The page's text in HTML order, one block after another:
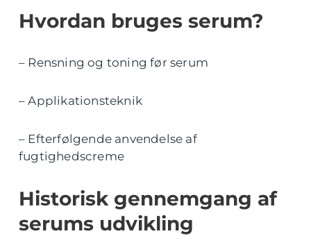
Hvordan bruges serum?
– Rensning og toning før serum
– Applikationsteknik
– Efterfølgende anvendelse af
fugtighedscreme
Historisk gennemgang af
serums udvikling